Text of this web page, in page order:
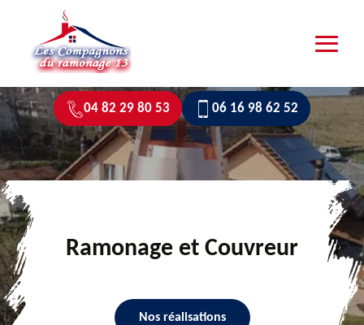
04 82 29 80 53 06 16 98 62 52
Ramonage et Couvreur
Nos réalisations